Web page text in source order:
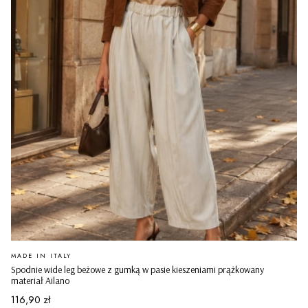
Spodnie wide leg beżowe z gumką w pasie kieszeniami prążkowany
materiał Ailano
PRODUCENT
MADE IN ITALY
Cena
116,90 zł